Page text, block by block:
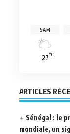
SAM
27°C
ARTICLES
Sénégal : le
mondiale, un